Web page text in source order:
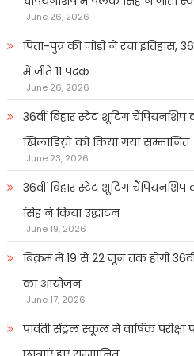
June 26, 2026
पिता-पुत्र की जोड़ी ने रचा इतिहास,
में जीते 11 पदक
June 26, 2026
36वीं बिहार स्टेट शूटिंग
खिलाडिय़ों को किया गया सम्मानित
June 23, 2026
36वीं बिहार स्टेट शूटिंग चैंपियनशिप
सिंह ने किया उद्घाटन
June 19, 2026
बिक्रम में 19 से 22 जून तक होगी
का आयोजन
June 17, 2026
पार्वती सेंट्रल स्कूल में वार्षिक परीक्षा